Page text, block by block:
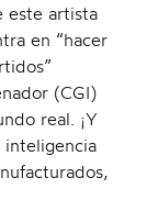
este artista
en “hacer
(CGI)
real. ¡Y
inteligencia